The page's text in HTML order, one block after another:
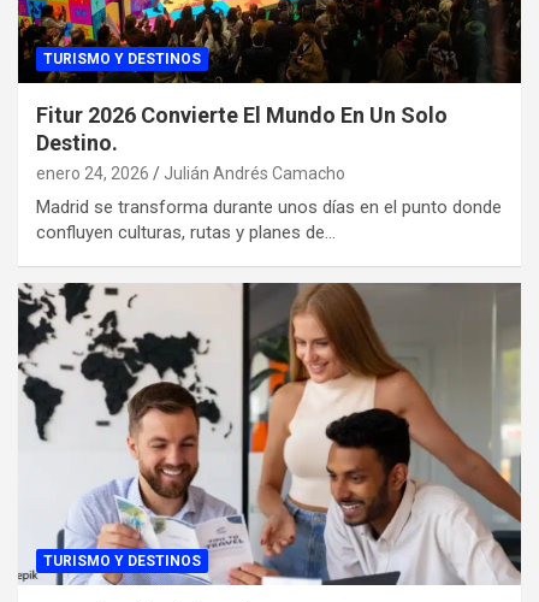
TURISMO Y DESTINOS
Fitur 2026 Convierte El Mundo En Un Solo
Destino.
enero 24, 2026 Julián Andrés Camacho
Madrid se transforma durante unos días en el punto donde
confluyen culturas, rutas y planes de…
TURISMO Y DESTINOS